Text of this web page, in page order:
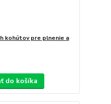
kohútov pre plnenie a
do košíka